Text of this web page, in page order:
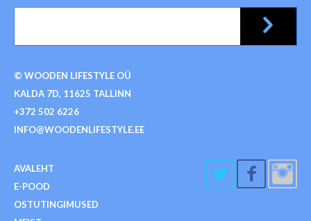
© WOODEN LIFESTYLE OÜ
KALDA 7D, 11625 TALLINN
+372 502 6226
INFO@WOODENLIFESTYLE.EE
AVALEHT
E-POOD
OSTUTINGIMUSED